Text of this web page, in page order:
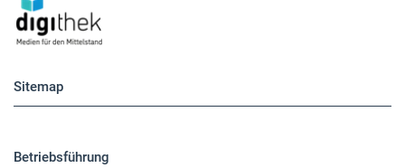
Sitemap
Betriebsführung